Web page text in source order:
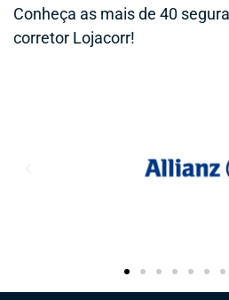
Conheça as mais de 40
corretor Lojacorr!